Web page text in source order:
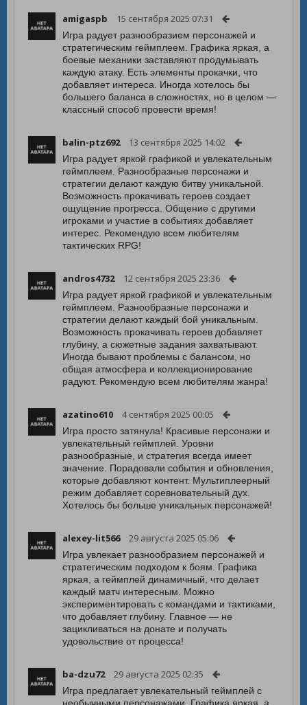
amigaspb 15 сентября 2025 07:31
Игра радует разнообразием персонажей и
стратегическим геймплеем. Графика яркая, а
боевые механики заставляют продумывать
каждую атаку. Есть элементы прокачки, что
добавляет интереса. Иногда хотелось бы
большего баланса в сложностях, но в целом —
классный способ провести время!
balin-ptz692 13 сентября 2025 14:02
Игра радует яркой графикой и увлекательным
геймплеем. Разнообразные персонажи и
стратегии делают каждую битву уникальной.
Возможность прокачивать героев создает
ощущение прогресса. Общение с другими
игроками и участие в событиях добавляет
интерес. Рекомендую всем любителям
тактических RPG!
andros4732 12 сентября 2025 23:36
Игра радует яркой графикой и увлекательным
геймплеем. Разнообразные персонажи и
стратегии делают каждый бой уникальным.
Возможность прокачивать героев добавляет
глубину, а сюжетные задания захватывают.
Иногда бывают проблемы с балансом, но
общая атмосфера и коллекционирование
радуют. Рекомендую всем любителям жанра!
azatino610 4 сентября 2025 00:05
Игра просто затянула! Красивые персонажи и
увлекательный геймплей. Уровни
разнообразные, и стратегия всегда имеет
значение. Порадовали события и обновления,
которые добавляют контент. Мультиплеерный
режим добавляет соревновательный дух.
Хотелось бы больше уникальных персонажей!
alexey-lit566 29 августа 2025 05:06
Игра увлекает разнообразием персонажей и
стратегическим подходом к боям. Графика
яркая, а геймплей динамичный, что делает
каждый матч интересным. Можно
экспериментировать с командами и тактиками,
что добавляет глубину. Главное — не
зацикливаться на донате и получать
удовольствие от процесса!
ba-dzu72 29 августа 2025 02:35
Игра предлагает увлекательный геймплей с